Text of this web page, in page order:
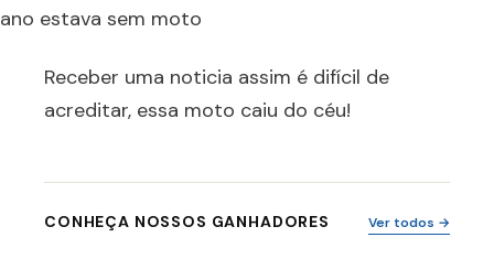
ano estava sem moto
Receber uma noticia assim é difícil de
acreditar, essa moto caiu do céu!
CONHEÇA NOSSOS GANHADORES Ver todos →